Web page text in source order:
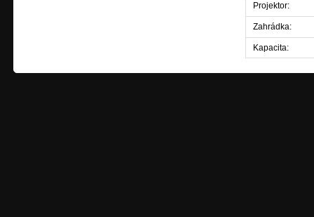
Projektor:
Zahrádka:
Kapacita: